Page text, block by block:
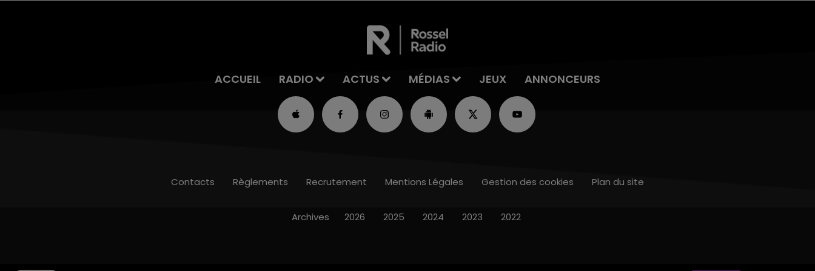
ACCUEIL RADIO ACTUS MÉDIAS JEUX ANNONCEURS
Contacts Règlements Recrutement Mentions Légales Gestion des cookies Plan du site
Archives 2026 2025 2024 2023 2022